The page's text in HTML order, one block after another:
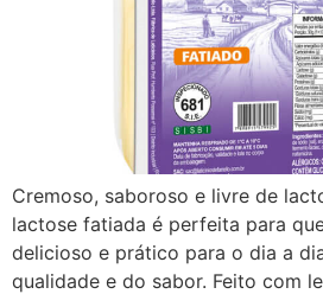
Cremoso, saboroso e livre de
lactose fatiada é perfeita para
delicioso e prático para o dia a
qualidade e do sabor. Feito com